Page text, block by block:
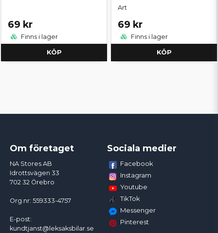
69 kr
Finns i lager
KÖP
Art
69 kr
Finns i lager
KÖP
Om företaget
NA Stores AB
Idrottsvägen 33
702 32 Örebro
Org.nr: 559333-4757
E-post:
kundtjanst@leksaksbilar.se
Sociala medier
Facebook
Instagram
Youtube
TikTok
Messenger
Pinterest